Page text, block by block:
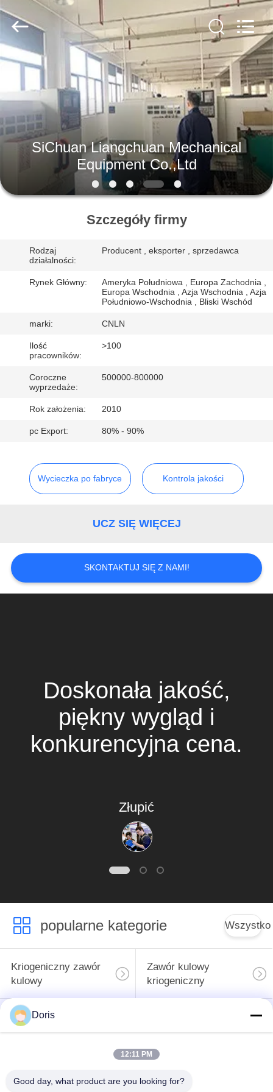
DOM
PRODUKTY
FILMY
O
NAS
FABRYCE
KONTROLA
SKONTAKTUJ
NAMI
AKTUALNOŚCI
POPROSIĆ
WYCENĘ
PRYWATNOŚCI
Liangchuan
Mechanical
Equipment
Co.,Ltd.
Rights
Reserved.
SiChuan Liangchuan Mechanical
Equipment Co.,Ltd
Szczegóły firmy
Rodzaj
działalności:
Producent , eksporter , sprzedawca
Rynek Główny:
Ameryka Południowa , Europa Zachodnia ,
Europa Wschodnia , Azja Wschodnia , Azja
Południowo-Wschodnia , Bliski Wschód
marki: CNLN
Ilość
pracowników:
>100
Coroczne
wyprzedaże:
500000-800000
Rok założenia: 2010
pc Export: 80% - 90%
Wycieczka po fabryce Kontrola jakości
UCZ SIĘ WIĘCEJ
SKONTAKTUJ SIĘ Z NAMI!
Doskonała jakość,
piękny wygląd i
konkurencyjna cena.
Złupić
popularne kategorie Wszystko
Kriogeniczny zawór
kulowy
Zawór kulowy
kriogeniczny
Kriogeniczny zawór
bezpieczeństwa
Zawór redukujący
Kriogeniczny zawór
Doris
12:11 PM
Good day, what product are you looking for?